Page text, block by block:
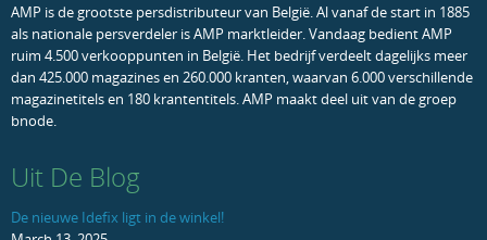
AMP is de grootste persdistributeur van België. Al vanaf de start in 1885
als nationale persverdeler is AMP marktleider. Vandaag bedient AMP
ruim 4.500 verkooppunten in België. Het bedrijf verdeelt dagelijks meer
dan 425.000 magazines en 260.000 kranten, waarvan 6.000 verschillende
magazinetitels en 180 krantentitels. AMP maakt deel uit van de groep
bnode.
Uit De Blog
De nieuwe Idefix ligt in de winkel!